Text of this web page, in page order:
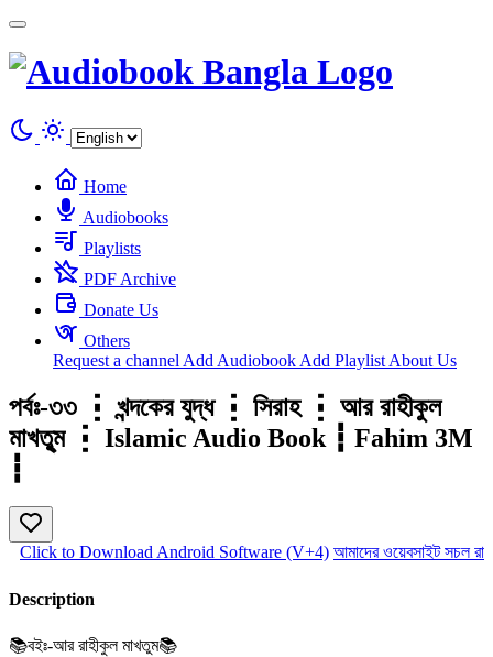
Home
Audiobooks
Playlists
PDF Archive
Donate Us
Others
Request a channel Add Audiobook Add Playlist About Us
পর্বঃ-৩৩ ┇ খন্দকের যুদ্ধ ┇ সিরাহ ┇ আর রাহীকুল
মাখতুৃম ┇ Islamic Audio Book ┇ Fahim 3M
┇
Click to Download Android Software (V+4) আমাদের ওয়েবসাইট সচল
Description
📚বইঃ-আর রাহীকুল মাখতুম📚